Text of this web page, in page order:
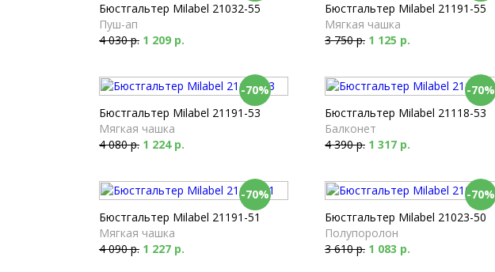
Бюстгальтер Milabel 21032-55
Пуш-ап
4 030 р. 1 209 р.
Бюстгальтер Milabel 21191-55
Мягкая чашка
3 750 р. 1 125 р.
-70%
Бюстгальтер Milabel 21191-53
Мягкая чашка
4 080 р. 1 224 р.
-70%
Бюстгальтер Milabel 21118-53
Балконет
4 390 р. 1 317 р.
-70%
Бюстгальтер Milabel 21191-51
Мягкая чашка
4 090 р. 1 227 р.
-70%
Бюстгальтер Milabel 21023-50
Полупоролон
3 610 р. 1 083 р.